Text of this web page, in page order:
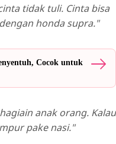
tidak tuli. Cinta bisa
honda supra."
Cocok untuk
anak orang. Kalau
pake nasi."